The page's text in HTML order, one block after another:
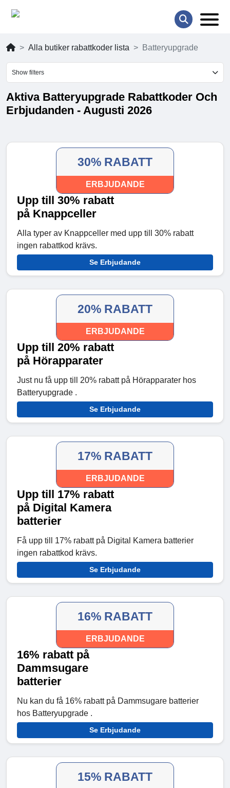
Alla butiker rabattkoder lista Batteryupgrade
Show filters
Aktiva Batteryupgrade Rabattkoder Och
Erbjudanden - Augusti 2026
30% RABATT
ERBJUDANDE
Upp till 30% rabatt
på Knappceller
Alla typer av Knappceller med upp till 30% rabatt
ingen rabattkod krävs.
Se Erbjudande
20% RABATT
ERBJUDANDE
Upp till 20% rabatt
på Hörapparater
Just nu få upp till 20% rabatt på Hörapparater hos
Batteryupgrade .
Se Erbjudande
17% RABATT
ERBJUDANDE
Upp till 17% rabatt
på Digital Kamera
batterier
Få upp till 17% rabatt på Digital Kamera batterier
ingen rabattkod krävs.
Se Erbjudande
16% RABATT
ERBJUDANDE
16% rabatt på
Dammsugare
batterier
Nu kan du få 16% rabatt på Dammsugare batterier
hos Batteryupgrade .
Se Erbjudande
15% RABATT